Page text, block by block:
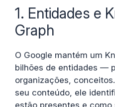
1. Entidades e
Graph
O Google mantém um
bilhões de entidades —
organizações,
seu conteúdo, ele
estão presentes e como